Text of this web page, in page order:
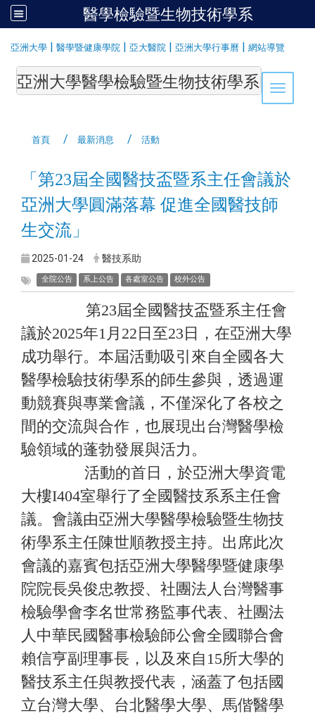
醫學檢驗暨生物技術學系
亞洲大學 | 醫學暨健康學院 | 亞大醫院 | 亞洲大學行事曆 | 網站導覽
Toggle
亞洲大學醫學檢驗暨生物技術學系
首頁 最新消息 活動
「第23屆全國醫技盃暨系主任會議於
亞洲大學圓滿落幕 促進全國醫技師
生交流」
2025-01-24 醫技系助
全院公告 系上公告 各處室公告 校外公告
第23屆全國醫技盃暨系主任會
議於2025年1月22日至23日，在亞洲大學
成功舉行。本屆活動吸引來自全國各大
醫學檢驗技術學系的師生參與，透過運
動競賽與專業會議，不僅深化了各校之
間的交流與合作，也展現出台灣醫學檢
驗領域的蓬勃發展與活力。
活動的首日，於亞洲大學資電
大樓I404室舉行了全國醫技系系主任會
議。會議由亞洲大學醫學檢驗暨生物技
術學系主任陳世順教授主持。出席此次
會議的嘉賓包括亞洲大學醫學暨健康學
院院長吳俊忠教授、社團法人台灣醫事
檢驗學會李名世常務監事代表、社團法
人中華民國醫事檢驗師公會全國聯合會
賴信亨副理事長，以及來自15所大學的
醫技系主任與教授代表，涵蓋了包括國
立台灣大學、台北醫學大學、馬偕醫學